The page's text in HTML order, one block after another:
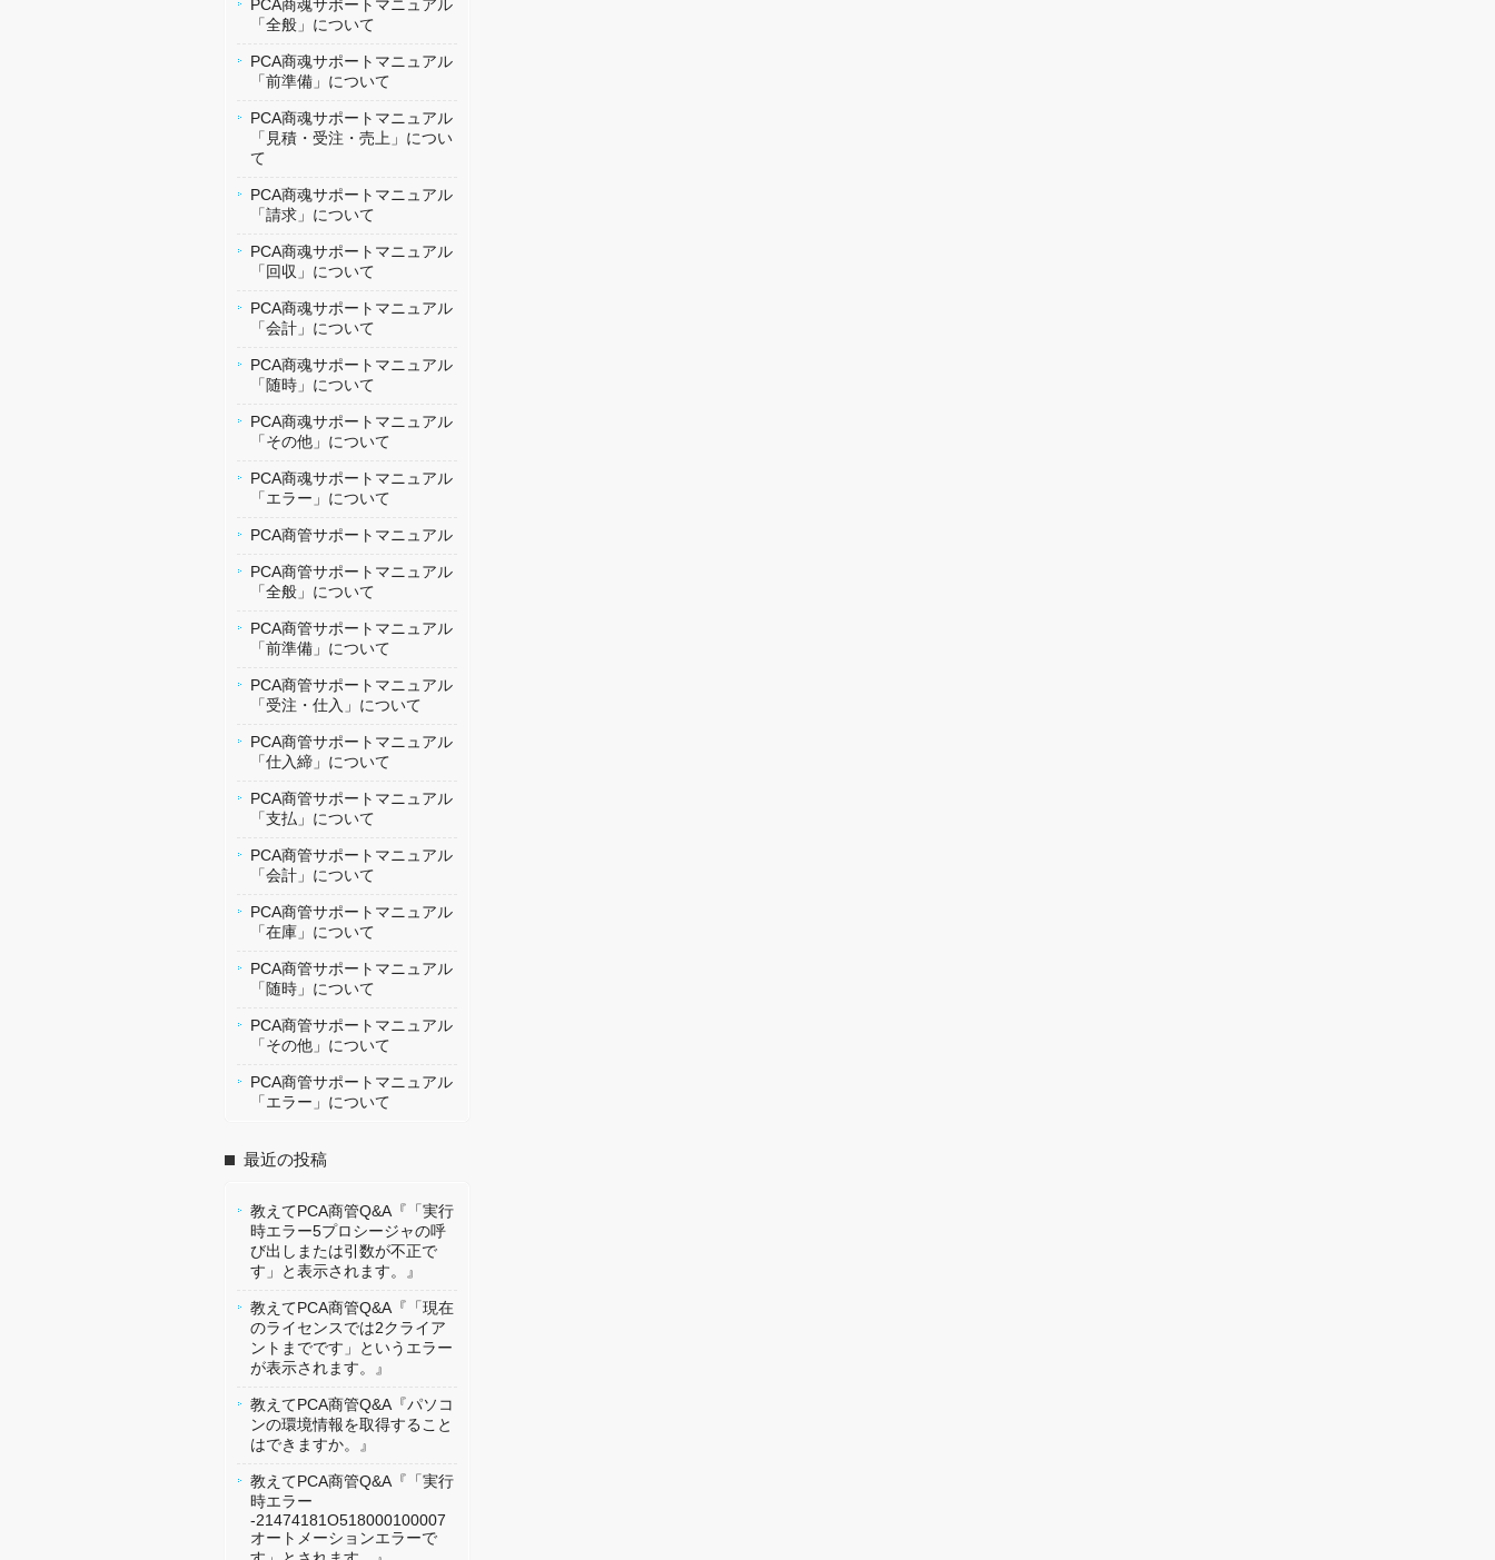
PCA商魂サポートマニュアル
「全般」について
PCA商魂サポートマニュアル
「前準備」について
PCA商魂サポートマニュアル
「見積・受注・売上」につい
て
PCA商魂サポートマニュアル
「請求」について
PCA商魂サポートマニュアル
「回収」について
PCA商魂サポートマニュアル
「会計」について
PCA商魂サポートマニュアル
「随時」について
PCA商魂サポートマニュアル
「その他」について
PCA商魂サポートマニュアル
「エラー」について
PCA商管サポートマニュアル
PCA商管サポートマニュアル
「全般」について
PCA商管サポートマニュアル
「前準備」について
PCA商管サポートマニュアル
「受注・仕入」について
PCA商管サポートマニュアル
「仕入締」について
PCA商管サポートマニュアル
「支払」について
PCA商管サポートマニュアル
「会計」について
PCA商管サポートマニュアル
「在庫」について
PCA商管サポートマニュアル
「随時」について
PCA商管サポートマニュアル
「その他」について
PCA商管サポートマニュアル
「エラー」について
最近の投稿
教えてPCA商管Q&A『「実行
時エラー5プロシージャの呼
び出しまたは引数が不正で
す」と表示されます。』
教えてPCA商管Q&A『「現在
のライセンスでは2クライア
ントまでです」というエラー
が表示されます。』
教えてPCA商管Q&A『パソコ
ンの環境情報を取得すること
はできますか。』
教えてPCA商管Q&A『「実行
時エラー
-21474181O518000100007
オートメーションエラーで